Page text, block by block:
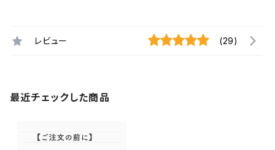
レビュー (29)
最近チェックした商品